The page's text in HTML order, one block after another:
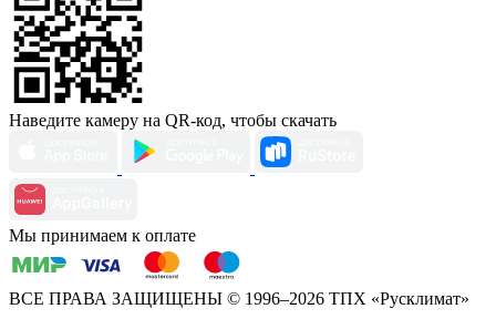
Наведите камеру на QR-код, чтобы скачать
Мы принимаем к оплате
ВСЕ ПРАВА ЗАЩИЩЕНЫ © 1996–2026 ТПХ «Русклимат»